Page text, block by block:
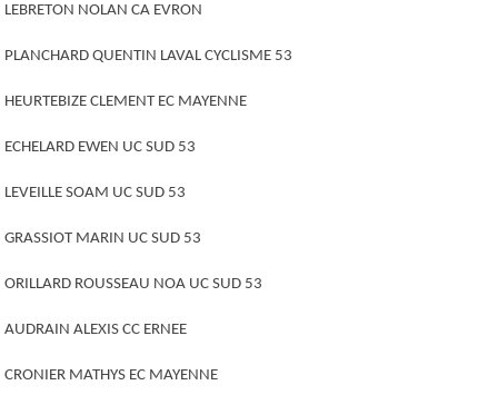
LEBRETON NOLAN CA EVRON
PLANCHARD QUENTIN LAVAL CYCLISME 53
HEURTEBIZE CLEMENT EC MAYENNE
ECHELARD EWEN UC SUD 53
LEVEILLE SOAM UC SUD 53
GRASSIOT MARIN UC SUD 53
ORILLARD ROUSSEAU NOA UC SUD 53
AUDRAIN ALEXIS CC ERNEE
CRONIER MATHYS EC MAYENNE